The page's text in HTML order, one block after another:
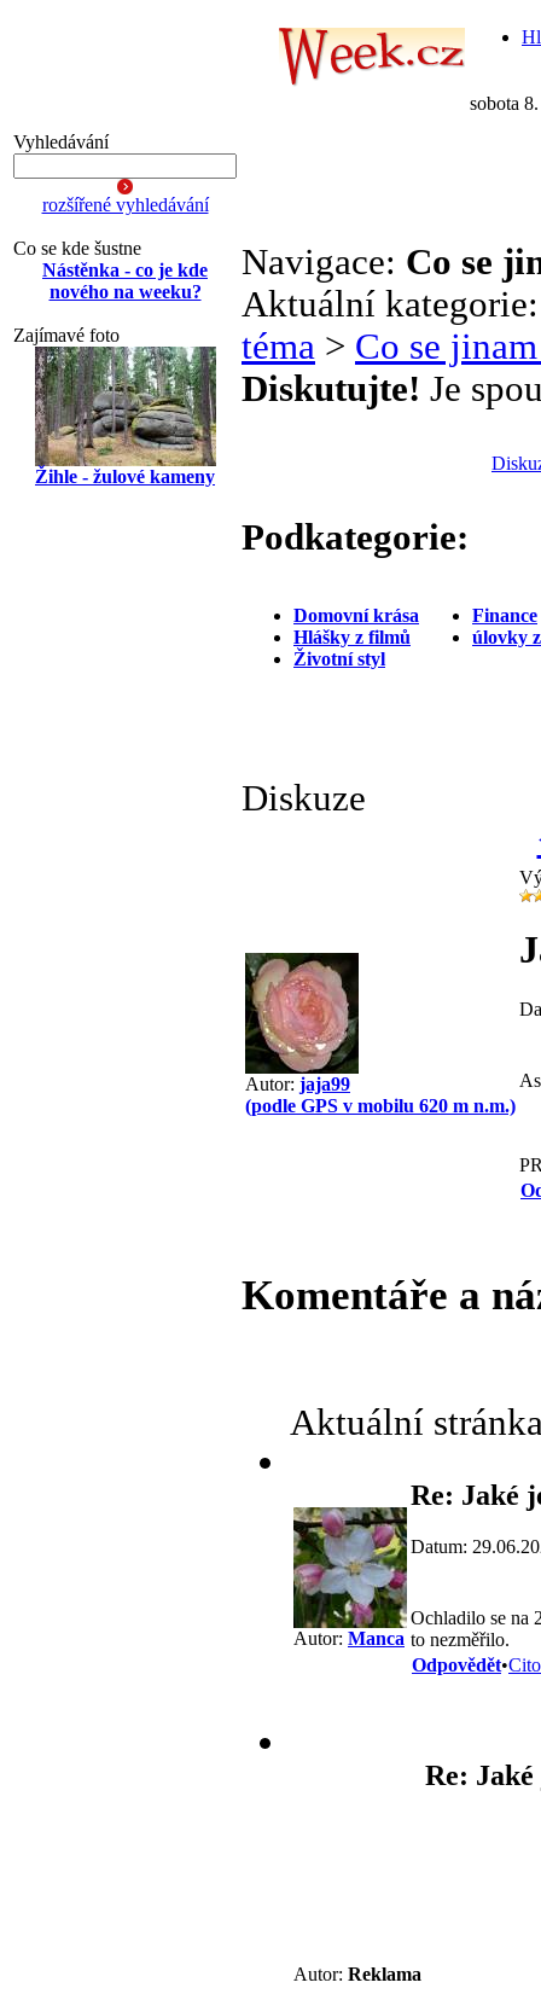
sobota
Vyhledávání
rozšířené vyhledávání
Co se kde šustne
Nástěnka - co je kde
nového na weeku?
Zajímavé foto
Žihle - žulové kameny
Navigace: Co se
Aktuální
téma > Co se
Diskutujte! Je
Podkategorie:
Domovní krása
Hlášky z filmů
Životní styl
Finance
úlovky
Diskuze
Autor: jaja99
(podle GPS v mobilu 620 m n.m.)
Komentáře a
Aktuální
Autor: Manca
Re: Jaké
Datum:
Ochladilo se na
to nezměřilo.
Odpovědět•
Autor: Reklama
Re: